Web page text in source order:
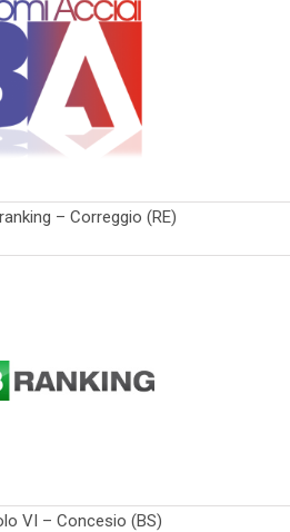
– Correggio (RE)
VI – Concesio (BS)